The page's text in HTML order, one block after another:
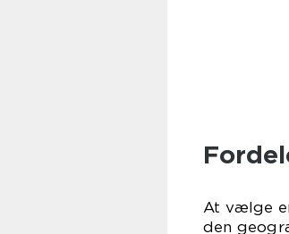
At vælge
den